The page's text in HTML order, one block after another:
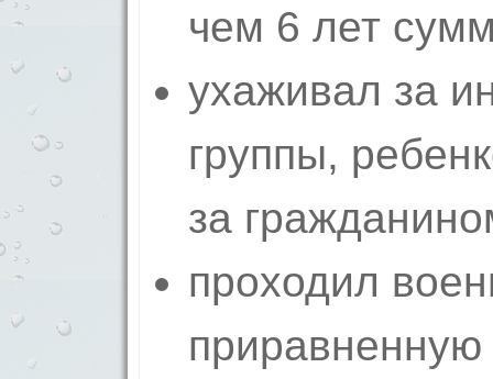
чем 6 лет
ухаживал за
группы,
за
проходил
приравненную